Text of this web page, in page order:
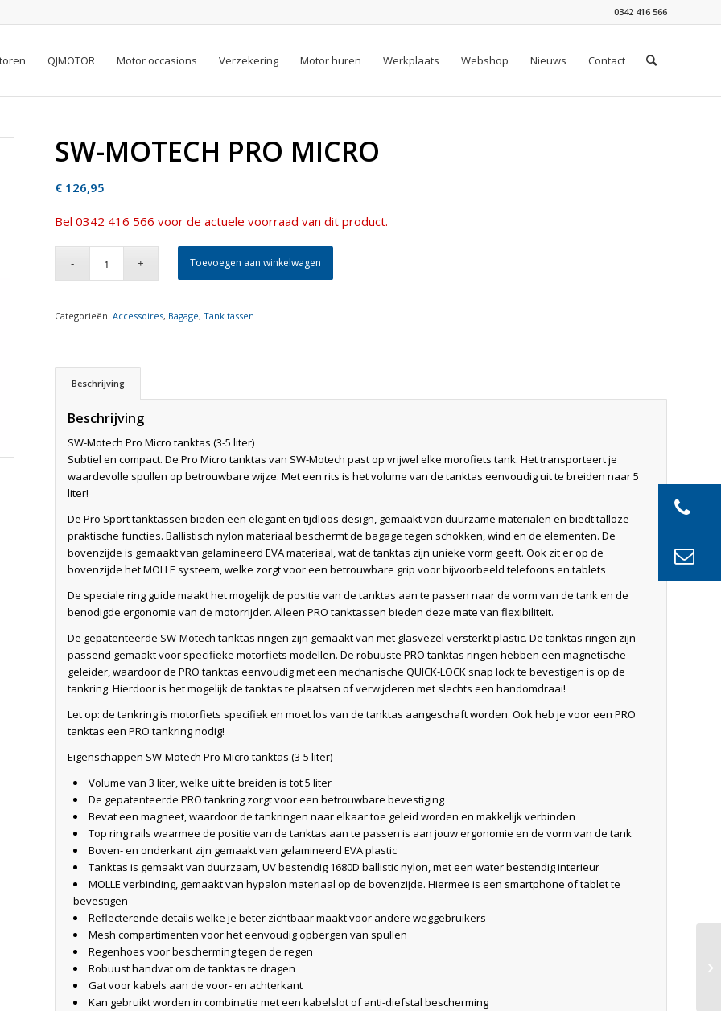
0342 416 566
QJMOTOR Motor occasions Verzekering Motor huren Werkplaats Webshop Nieuws Contact
SW-MOTECH PRO MICRO
€ 126,95
Bel 0342 416 566 voor de actuele voorraad van dit product.
Toevoegen aan winkelwagen
Categorieën:Accessoires, Bagage,Tank tassen
Beschrijving
Beschrijving
SW-Motech Pro Micro tanktas (3-5 liter)
Subtiel en compact. De Pro Micro tanktas van SW-Motech past op vrijwel elke morofiets tank. Het transporteert je
waardevolle spullen op betrouwbare wijze. Met een rits is het volume van de tanktas eenvoudig uit te breiden naar 5
liter!
De Pro Sport tanktassen bieden een elegant en tijdloos design, gemaakt van duurzame materialen en biedt talloze
praktische functies. Ballistisch nylon materiaal beschermt de bagage tegen schokken, wind en de elementen. De
bovenzijde is gemaakt van gelamineerd EVA materiaal, wat de tanktas zijn unieke vorm geeft. Ook zit er op de
bovenzijde het MOLLE systeem, welke zorgt voor een betrouwbare grip voor bijvoorbeeld telefoons en tablets
De speciale ring guide maakt het mogelijk de positie van de tanktas aan te passen naar de vorm van de tank en de
benodigde ergonomie van de motorrijder. Alleen PRO tanktassen bieden deze mate van flexibiliteit.
De gepatenteerde SW-Motech tanktas ringen zijn gemaakt van met glasvezel versterkt plastic. De tanktas ringen zijn
passend gemaakt voor specifieke motorfiets modellen. De robuuste PRO tanktas ringen hebben een magnetische
geleider, waardoor de PRO tanktas eenvoudig met een mechanische QUICK-LOCK snap lock te bevestigen is op de
tankring. Hierdoor is het mogelijk de tanktas te plaatsen of verwijderen met slechts een handomdraai!
Let op: de tankring is motorfiets specifiek en moet los van de tanktas aangeschaft worden. Ook heb je voor een PRO
tanktas een PRO tankring nodig!
Eigenschappen SW-Motech Pro Micro tanktas (3-5 liter)
Volume van 3 liter, welke uit te breiden is tot 5 liter
De gepatenteerde PRO tankring zorgt voor een betrouwbare bevestiging
Bevat een magneet, waardoor de tankringen naar elkaar toe geleid worden en makkelijk verbinden
Top ring rails waarmee de positie van de tanktas aan te passen is aan jouw ergonomie en de vorm van de tank
Boven- en onderkant zijn gemaakt van gelamineerd EVA plastic
Tanktas is gemaakt van duurzaam, UV bestendig 1680D ballistic nylon, met een water bestendig interieur
MOLLE verbinding, gemaakt van hypalon materiaal op de bovenzijde. Hiermee is een smartphone of tablet te
bevestigen
Reflecterende details welke je beter zichtbaar maakt voor andere weggebruikers
Mesh compartimenten voor het eenvoudig opbergen van spullen
Regenhoes voor bescherming tegen de regen
Robuust handvat om de tanktas te dragen
Gat voor kabels aan de voor- en achterkant
Kan gebruikt worden in combinatie met een kabelslot of anti-diefstal bescherming